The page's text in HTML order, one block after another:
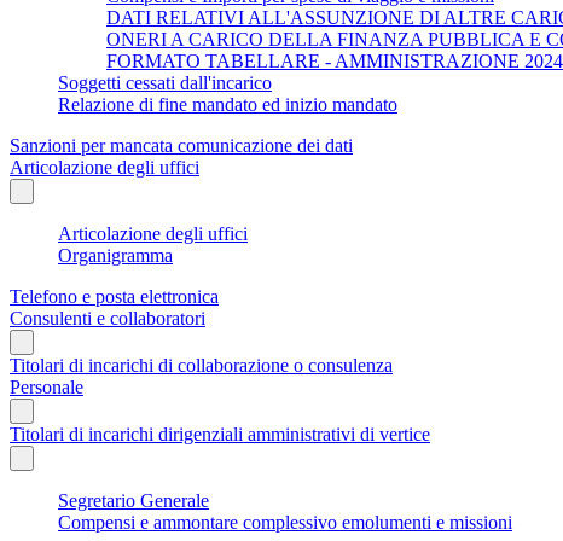
DATI RELATIVI ALL'ASSUNZIONE DI ALTRE
ONERI A CARICO DELLA FINANZA PUBBLICA E
FORMATO TABELLARE - AMMINISTRAZIONE
Soggetti cessati dall'incarico
Relazione di fine mandato ed inizio mandato
Sanzioni per mancata comunicazione dei dati
Articolazione degli uffici
Articolazione degli uffici
Organigramma
Telefono e posta elettronica
Consulenti e collaboratori
Titolari di incarichi di collaborazione o consulenza
Personale
Titolari di incarichi dirigenziali amministrativi di vertice
Segretario Generale
Compensi e ammontare complessivo emolumenti e missioni